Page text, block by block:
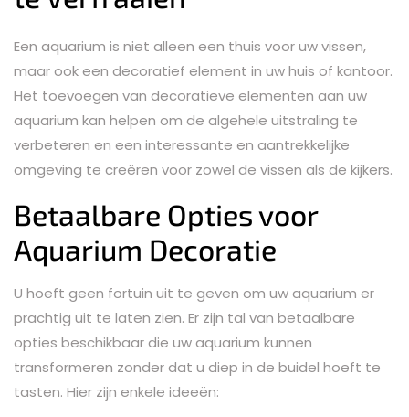
Een aquarium is niet alleen een thuis voor uw vissen,
maar ook een decoratief element in uw huis of kantoor.
Het toevoegen van decoratieve elementen aan uw
aquarium kan helpen om de algehele uitstraling te
verbeteren en een interessante en aantrekkelijke
omgeving te creëren voor zowel de vissen als de kijkers.
Betaalbare Opties voor
Aquarium Decoratie
U hoeft geen fortuin uit te geven om uw aquarium er
prachtig uit te laten zien. Er zijn tal van betaalbare
opties beschikbaar die uw aquarium kunnen
transformeren zonder dat u diep in de buidel hoeft te
tasten. Hier zijn enkele ideeën: